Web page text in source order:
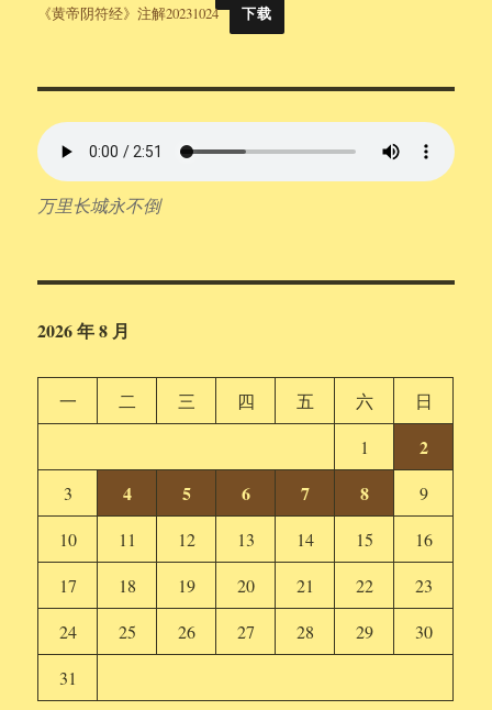
《黄帝阴符经》注解20231024
下载
万里长城永不倒
2026 年 8 月
一 二 三 四 五 六
日
1
2
3 4 5 6 7 8
9
10
11 12 13 14 15
16
17
18 19 20 21 22
23
24
25 26 27 28 29
30
31